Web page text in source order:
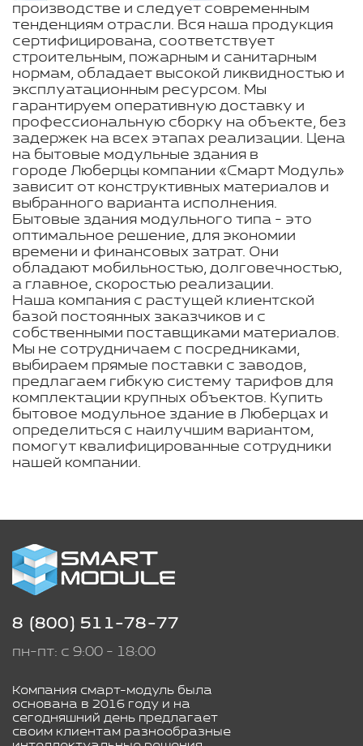
производстве и следует современным
тенденциям отрасли. Вся наша продукция
сертифицирована, соответствует
строительным, пожарным и санитарным
нормам, обладает высокой ликвидностью и
эксплуатационным ресурсом. Мы
гарантируем оперативную доставку и
профессиональную сборку на объекте, без
задержек на всех этапах реализации. Цена
на бытовые модульные здания в
городе Люберцы компании «Смарт Модуль»
зависит от конструктивных материалов и
выбранного варианта исполнения.
Бытовые здания модульного типа - это
оптимальное решение, для экономии
времени и финансовых затрат. Они
обладают мобильностью, долговечностью,
а главное, скоростью реализации.
Наша компания с растущей клиентской
базой постоянных заказчиков и с
собственными поставщиками материалов.
Мы не сотрудничаем с посредниками,
выбираем прямые поставки с заводов,
предлагаем гибкую систему тарифов для
комплектации крупных объектов. Купить
бытовое модульное здание в Люберцах и
определиться с наилучшим вариантом,
помогут квалифицированные сотрудники
нашей компании.
8 (800) 511-78-77
пн-пт: с 9:00 - 18:00
Компания смарт-модуль была
основана в 2016 году и на
сегодняшний день предлагает
своим клиентам разнообразные